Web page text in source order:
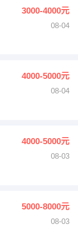
3000-4000元
08-04
4000-5000元
08-04
4000-5000元
08-03
5000-8000元
08-03